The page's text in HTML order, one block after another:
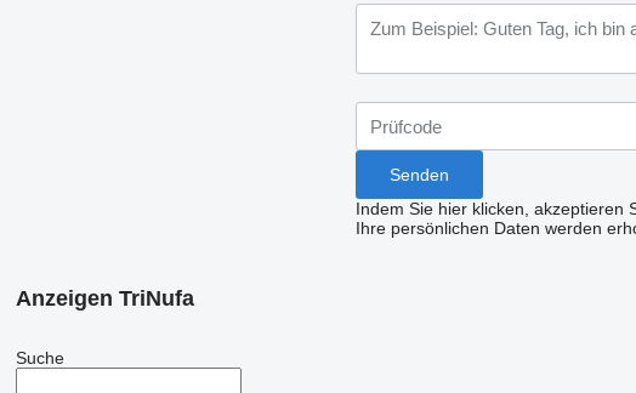
Indem Sie hier klicken, akzeptieren
Ihre persönlichen Daten werden
Anzeigen TriNufa
Suche